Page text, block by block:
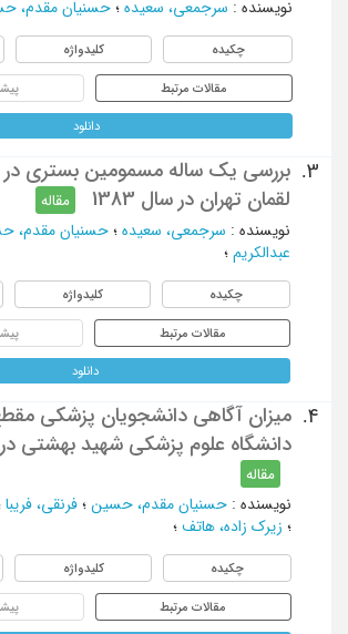
نویسنده : سرجمعی، سعیده ؛ حسنیان مقدم،
چکیده کلیدواژه
مقالات مرتبط
دانلود
3.
بررسی یک ساله مسمومین بستری در
لقمان تهران در سال 1383
مقاله
نویسنده : سرجمعی، سعیده ؛ حسنیان مقدم،
عبدالکریم ؛
چکیده کلیدواژه
مقالات مرتبط
دانلود
4.
میزان آگاهی دانشجویان پزشکی
دانشگاه علوم پزشکی شهید بهشتی در
مقاله
نویسنده : حسنیان مقدم، حسین ؛ فرنقی، فریبا
؛ زیرک زاده، هاتف ؛
چکیده کلیدواژه
مقالات مرتبط